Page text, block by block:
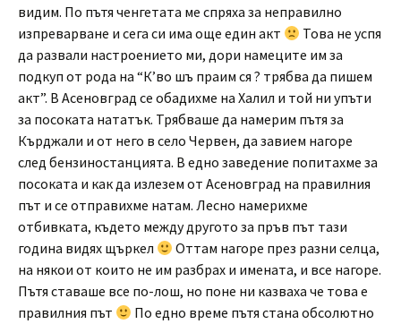
видим. По пътя ченгетата ме спряха за неправилно
изпреварване и сега си има още един акт
Това не успя
да развали настроението ми, дори намеците им за
подкуп от рода на “К’во шъ праим ся ? трябва да пишем
акт”. В Асеновград се обадихме на Халил и той ни упъти
за посоката нататък. Трябваше да намерим пътя за
Кърджали и от него в село Червен, да завием нагоре
след бензиностанцията. В едно заведение попитахме за
посоката и как да излезем от Асеновград на правилния
път и се отправихме натам. Лесно намерихме
отбивката, където между другото за пръв път тази
година видях щъркел
Оттам нагоре през разни селца,
на някои от които не им разбрах и имената, и все нагоре.
Пътя ставаше все по-лош, но поне ни казваха че това е
правилния път
По едно време пътя стана обсолютно